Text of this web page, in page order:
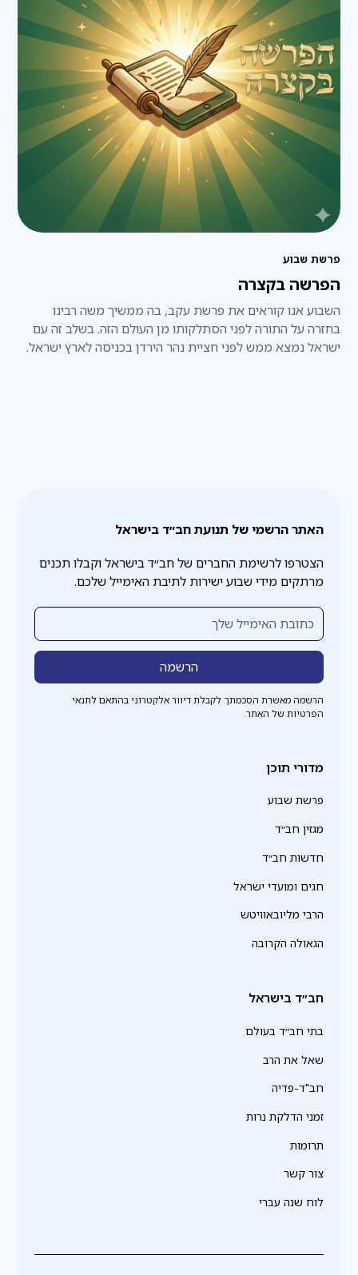
פרשת שבוע
הפרשה בקצרה
השבוע אנו קוראים את פרשת עקב, בה ממשיך משה רבינו
בחזרה על התורה לפני הסתלקותו מן העולם הזה. בשלב זה עם
ישראל נמצא ממש לפני חציית נהר הירדן בכניסה לארץ ישראל.
האתר הרשמי של תנועת חב״ד בישראל
הצטרפו לרשימת החברים של חב״ד בישראל וקבלו תכנים
מרתקים מידי שבוע ישירות לתיבת האימייל שלכם.
הרשמה מאשרת הסכמתך לקבלת דיוור אלקטרוני בהתאם לתנאי
הפרטיות של האתר.
מדורי תוכן
פרשת שבוע
מגזין חב״ד
חדשות חב״ד
חגים ומועדי ישראל
הרבי מליובאוויטש
הגאולה הקרובה
חב״ד בישראל
בתי חב״ד בעולם
שאל את הרב
חב"ד-פדיה
זמני הדלקת נרות
תרומות
צור קשר
לוח שנה עברי